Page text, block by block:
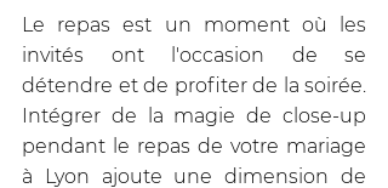
Le repas est un moment où les
invités ont l'occasion de se
détendre et de profiter de la soirée.
Intégrer de la magie de close-up
pendant le repas de votre mariage
à Lyon ajoute une dimension de